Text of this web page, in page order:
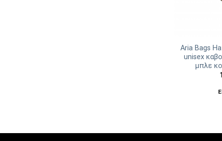
Aria Bags
unisex
μπλε